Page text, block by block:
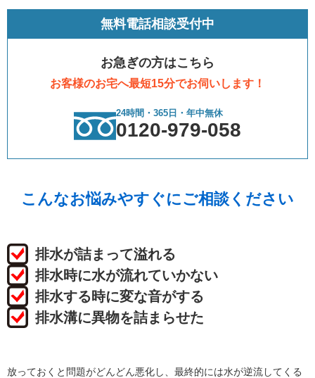
無料電話相談受付中
お急ぎの方はこちら
お客様のお宅へ最短15分でお伺いします！
24時間・365日・年中無休
0120-979-058
こんなお悩みやすぐにご相談ください
排水が詰まって溢れる
排水時に水が流れていかない
排水する時に変な音がする
排水溝に異物を詰まらせた
放っておくと問題がどんどん悪化し、最終的には水が逆流してくる